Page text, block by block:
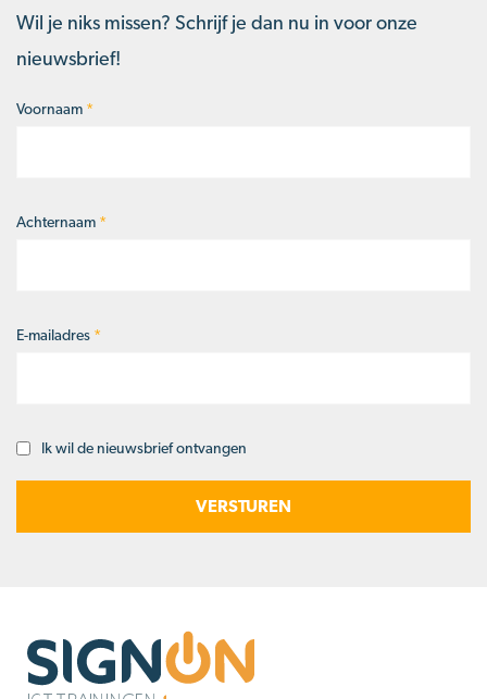
Wil je niks missen? Schrijf je dan nu in voor onze
nieuwsbrief!
Naam*
Voornaam *
Achternaam *
E-mailadres *
Opt-Ik wil de nieuwsbrief ontvangen